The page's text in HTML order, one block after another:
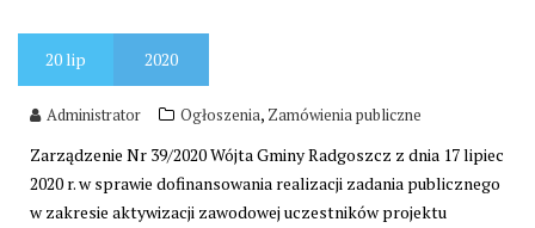
20lip 2020
Administrator Ogłoszenia, Zamówienia publiczne
Zarządzenie Nr 39/2020 Wójta Gminy Radgoszcz z dnia 17 lipiec
2020 r. w sprawie dofinansowania realizacji zadania publicznego
w zakresie aktywizacji zawodowej uczestników projektu